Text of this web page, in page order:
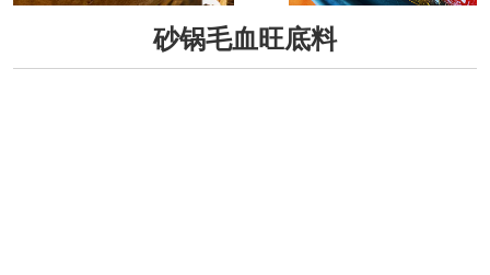
砂锅毛血旺底料